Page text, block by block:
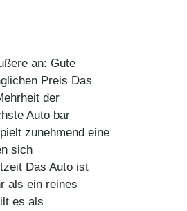
an: Gute
Preis Das
der
Auto bar
zunehmend eine
sich
Das Auto ist
als ein reines
es als